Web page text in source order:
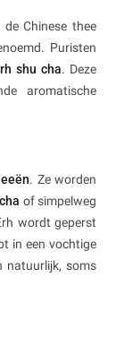
Chinese thee
Puristen
shu cha. Deze
aromatische
. Ze worden
of simpelweg
wordt geperst
in een vochtige
natuurlijk, soms